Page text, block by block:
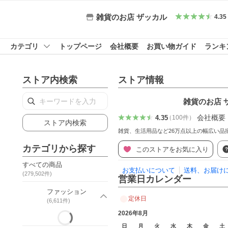
雑貨のお店 ザッカル 4.35
カテゴリ トップページ 会社概要 お買い物ガイド ランキ
ストア内検索
ストア内検索
カテゴリから探す
すべての商品
(279,502件)
ファッション
(6,611件)
ストア情報
雑貨のお店
4.35（ 100件） 会社概要
雑貨、生活用品など26万点以上の幅広い
このストアをお気に入り
お支払いについて 送料、お届け
営業日カレンダー
定休日
2026年8月
日 月 火 水 木 金 土